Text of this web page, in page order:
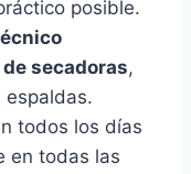
posible.
secadoras,
espaldas.
todos los días
en todas las